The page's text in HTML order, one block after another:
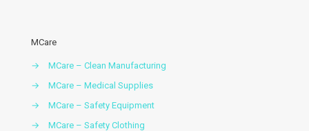
MCare
→
MCare – Clean Manufacturing
→
MCare – Medical Supplies
→
MCare – Safety Equipment
→
MCare – Safety Clothing